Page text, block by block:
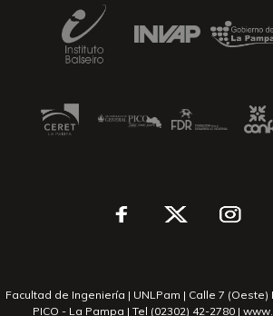
Facultad de Ingeniería | UNLPam | Calle 7 (Oeste)
PICO - La Pampa | Tel (02302) 42-2780 |